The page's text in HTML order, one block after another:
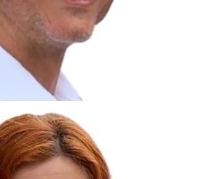
môžeme ponúkať služby podľa toho, čo
nájsť.
slobodne rozhodnúť, ktoré typy
umožniť.
ukladať cookies na vašom
nevyhnutne nutné pre prevádzku tejto
cookies